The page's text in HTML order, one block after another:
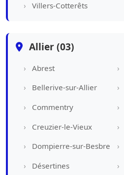
Villers-Cotterêts
Allier (03)
Abrest
Bellerive-sur-Allier
Commentry
Creuzier-le-Vieux
Dompierre-sur-Besbre
Désertines